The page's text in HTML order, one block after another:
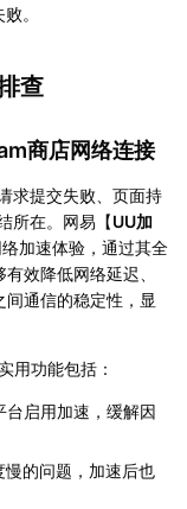
。
查
商店网络连接
求提交失败、页面持
所在。网易【UU加
加速体验，通过其全
效降低网络延迟、
通信的稳定性，显
用功能包括：
台启用加速，缓解因
慢的问题，加速后也